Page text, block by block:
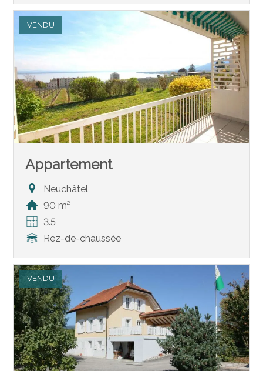
VENDU
Appartement
Neuchâtel
90 m²
3.5
Rez-de-chaussée
VENDU